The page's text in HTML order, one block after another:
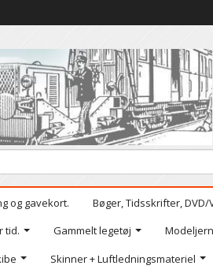
og gavekort. Bøger, Tidsskrifter, DVD/
tid. Gammelt legetøj
Skinner + Luftledningsmateriel